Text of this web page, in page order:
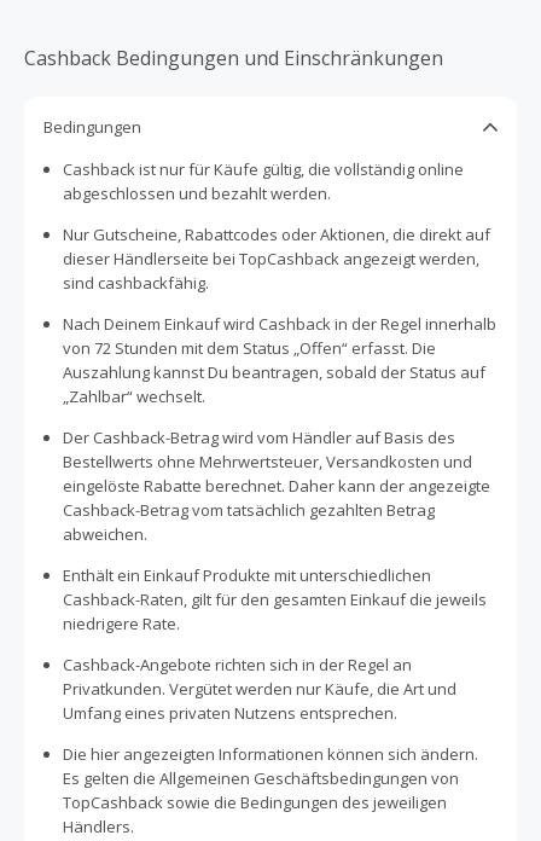
Cashback Bedingungen und Einschränkungen
Bedingungen
Cashback ist nur für Käufe gültig, die vollständig online
abgeschlossen und bezahlt werden.
Nur Gutscheine, Rabattcodes oder Aktionen, die direkt auf
dieser Händlerseite bei TopCashback angezeigt werden,
sind cashbackfähig.
Nach Deinem Einkauf wird Cashback in der Regel innerhalb
von 72 Stunden mit dem Status „Offen“ erfasst. Die
Auszahlung kannst Du beantragen, sobald der Status auf
„Zahlbar“ wechselt.
Der Cashback-Betrag wird vom Händler auf Basis des
Bestellwerts ohne Mehrwertsteuer, Versandkosten und
eingelöste Rabatte berechnet. Daher kann der angezeigte
Cashback-Betrag vom tatsächlich gezahlten Betrag
abweichen.
Enthält ein Einkauf Produkte mit unterschiedlichen
Cashback-Raten, gilt für den gesamten Einkauf die jeweils
niedrigere Rate.
Cashback-Angebote richten sich in der Regel an
Privatkunden. Vergütet werden nur Käufe, die Art und
Umfang eines privaten Nutzens entsprechen.
Die hier angezeigten Informationen können sich ändern.
Es gelten die Allgemeinen Geschäftsbedingungen von
TopCashback sowie die Bedingungen des jeweiligen
Händlers.